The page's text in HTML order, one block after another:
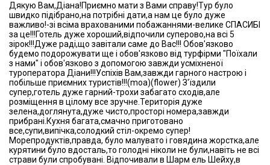
Дякую Вам,Діана!Приємно мати з Вами справу!Тур було
швидко підібрано,на потрібні дати,а нам це було дуже
важливо!-зі всіма врахованими побажаннями-велике СПАСИБІ
за це!!!Готель дуже хороший,відпочили суперово,на всі 5
зірок!!!Дуже раді,що завітали саме до Вас!!! Обов'язково
будемо подорожувати ще і обов'язково від турфірми "Поїхали
з нами" і обов'язково з допомогою завжди усміхненої
туроператора Діани!!!Успіхів Вам,завжди гарного настрою і
побільше приємних туристів!!!(moa)(flower) З'їздили
супер,готель дуже гарний-трохи забагато сходів,але
розміщення в цілому все зручне.Територія дуже
зелена,доглянута,дуже чисто,просторі номера,завжди
прибрані.Кухня багата,смачно приготовано
все,супи,випічка,солодкий стіл-окремо супер!
Морепродуктів,правда, було малувато і говядина жорстка,але
курятини було вдосталь,то голодні ніколи не були,навіть не всі
страви були спробувані. Відпочивали в Шарм ель Шейху,в